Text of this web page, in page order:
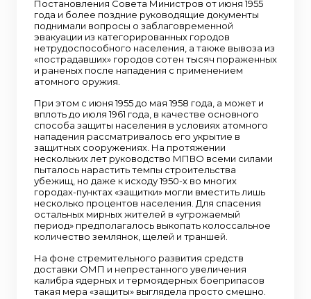
Постановления Совета Министров от июня 1955
года и более поздние руководящие документы
поднимали вопросы о заблаговременной
эвакуации из категорированных городов
нетрудоспособного населения, а также вывоза из
«пострадавших» городов сотен тысяч пораженных
и раненых после нападения с применением
атомного оружия.
При этом с июня 1955 до мая 1958 года, а может и
вплоть до июля 1961 года, в качестве основного
способа защиты населения в условиях атомного
нападения рассматривалось его укрытие в
защитных сооружениях. На протяжении
нескольких лет руководство МПВО всеми силами
пыталось нарастить темпы строительства
убежищ, но даже к исходу 1950-х во многих
городах-пунктах «защитки» могли вместить лишь
несколько процентов населения. Для спасения
остальных мирных жителей в «угрожаемый
период» предполагалось выкопать колоссальное
количество землянок, щелей и траншей.
На фоне стремительного развития средств
доставки ОМП и непрестанного увеличения
калибра ядерных и термоядерных боеприпасов
такая мера «защиты» выглядела просто смешно.